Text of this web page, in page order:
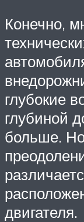
Конечно,
глубокие
глубиной
больше.
двигателя.